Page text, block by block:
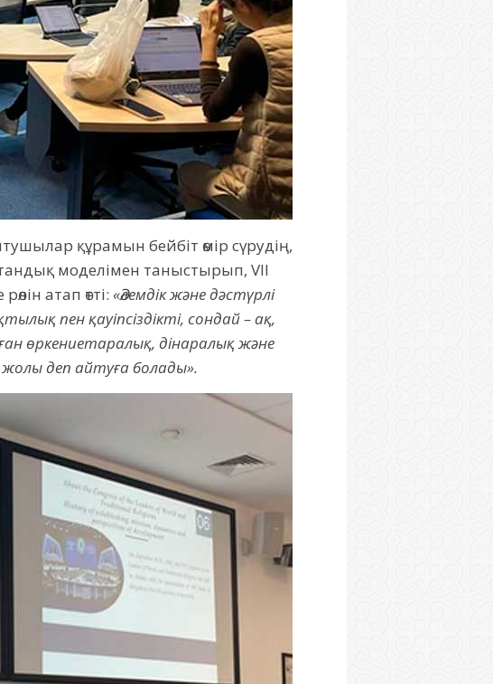
құрамын бейбіт өмір сүрудің,
моделімен таныстырып, VII
атап өтті: «Әлемдік және дәстүрлі
пен қауіпсіздікті, сондай – ақ,
өркениетаралық, дінаралық және
жолы деп айтуға болады».